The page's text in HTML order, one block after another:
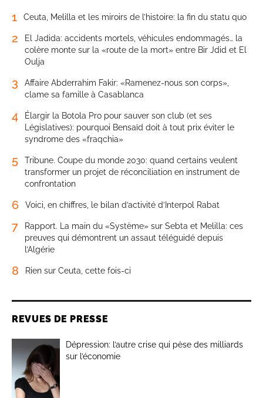
1 Ceuta, Melilla et les miroirs de l’histoire: la fin du statu quo
2
El Jadida: accidents mortels, véhicules endommagés… la
colère monte sur la «route de la mort» entre Bir Jdid et El
Oulja
3
Affaire Abderrahim Fakir: «Ramenez-nous son corps»,
clame sa famille à Casablanca
4
Élargir la Botola Pro pour sauver son club (et ses
Législatives): pourquoi Bensaïd doit à tout prix éviter le
syndrome des «fraqchia»
5
Tribune. Coupe du monde 2030: quand certains veulent
transformer un projet de réconciliation en instrument de
confrontation
6 Voici, en chiffres, le bilan d’activité d’Interpol Rabat
7
Rapport. La main du «Système» sur Sebta et Melilla: ces
preuves qui démontrent un assaut téléguidé depuis
l’Algérie
8 Rien sur Ceuta, cette fois-ci
REVUES DE PRESSE
Dépression: l’autre crise qui pèse des milliards
sur l’économie